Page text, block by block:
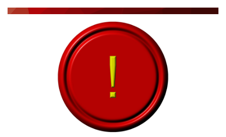
BRASIL MUNDO AO VIVO
JORNAL DO BRASIL
NOTÍCIAS AO MINUTO
ACONTECEU...VIROU MANCHETE!